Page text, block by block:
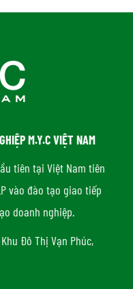
M.Y.C VIỆT NAM
tiên tại Việt Nam tiên
vào đào tạo giao tiếp
doanh nghiệp.
Đô Thị Vạn Phúc,